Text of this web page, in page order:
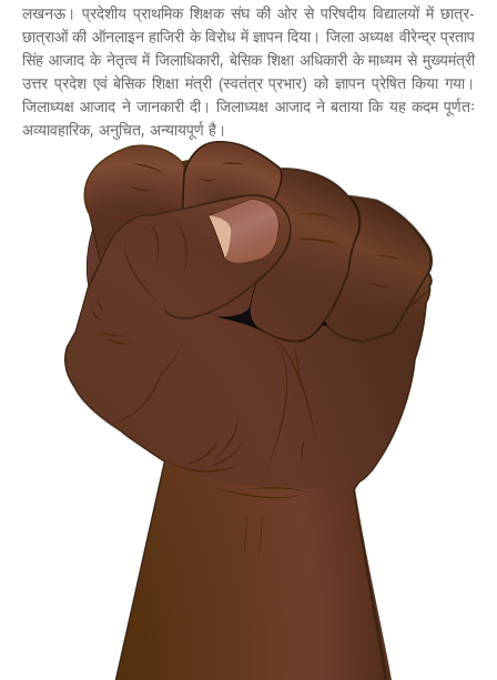
लखनऊ। प्रदेशीय प्राथमिक शिक्षक संघ की ओर से परिषदीय विद्यालयों में छात्र-
छात्राओं की ऑनलाइन हाजिरी के विरोध में ज्ञापन दिया। जिला अध्यक्ष वीरेन्द्र प्रताप
सिंह आजाद के नेतृत्व में जिलाधिकारी, बेसिक शिक्षा अधिकारी के माध्यम से मुख्यमंत्री
उत्तर प्रदेश एवं बेसिक शिक्षा मंत्री (स्वतंत्र प्रभार) को ज्ञापन प्रेषित किया गया।
जिलाध्यक्ष आजाद ने जानकारी दी। जिलाध्यक्ष आजाद ने बताया कि यह कदम पूर्णतः
अव्यावहारिक, अनुचित, अन्यायपूर्ण है।